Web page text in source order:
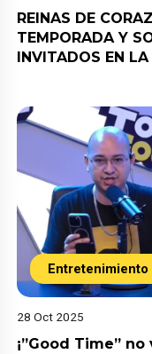
REINAS DE
TEMPORADA Y
INVITADOS EN
Entretenimiento
28 Oct 2025
¡”Good Time”